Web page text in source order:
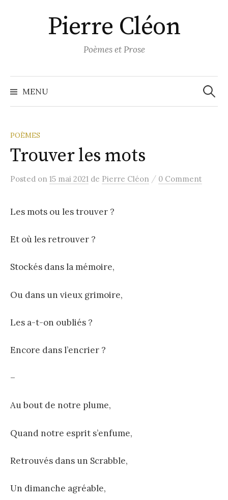
Pierre Cléon
Poèmes et Prose
MENU
POÈMES
Trouver les mots
Posted on 15 mai 2021 de Pierre Cléon / 0 Comment
Les mots ou les trouver ?
Et où les retrouver ?
Stockés dans la mémoire,
Ou dans un vieux grimoire,
Les a-t-on oubliés ?
Encore dans l’encrier ?
–
Au bout de notre plume,
Quand notre esprit s’enfume,
Retrouvés dans un Scrabble,
Un dimanche agréable,